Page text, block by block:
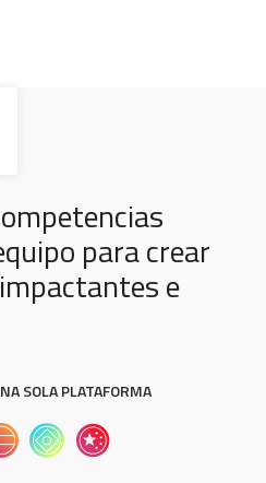
para crear
e
SOLA PLATAFORMA